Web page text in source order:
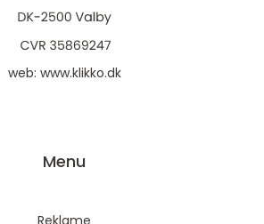
web: www.klikko.dk
Menu
Reklame